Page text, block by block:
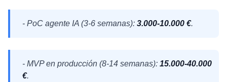
- PoC agente IA (3-6 semanas): 3.000-10.000 €.
- MVP en producción (8-14 semanas): 15.000-40.000
€.